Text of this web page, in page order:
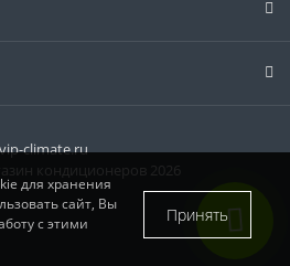
climate.ru
кондиционеров 2026
для хранения
сайт, Вы
с этими
Принять